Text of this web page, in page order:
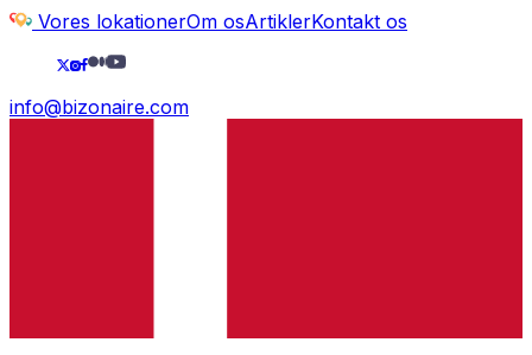
Vores lokationerOm osArtiklerKontakt os
info@bizonaire.com